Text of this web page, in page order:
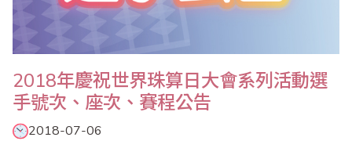
2018年慶祝世界珠算日大會系列活動選
手號次、座次、賽程公告
2018-07-06